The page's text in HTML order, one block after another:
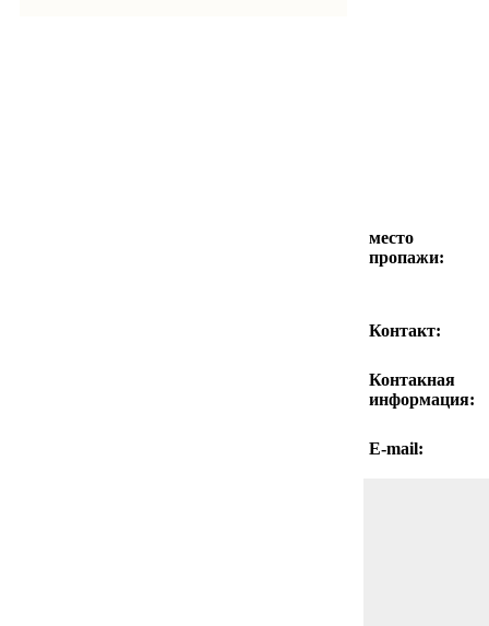
место
пропажи:
Контакт:
Контакная
информация:
E-mail: